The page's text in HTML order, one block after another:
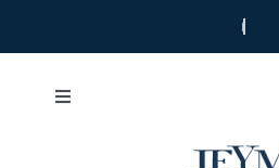
Toggle